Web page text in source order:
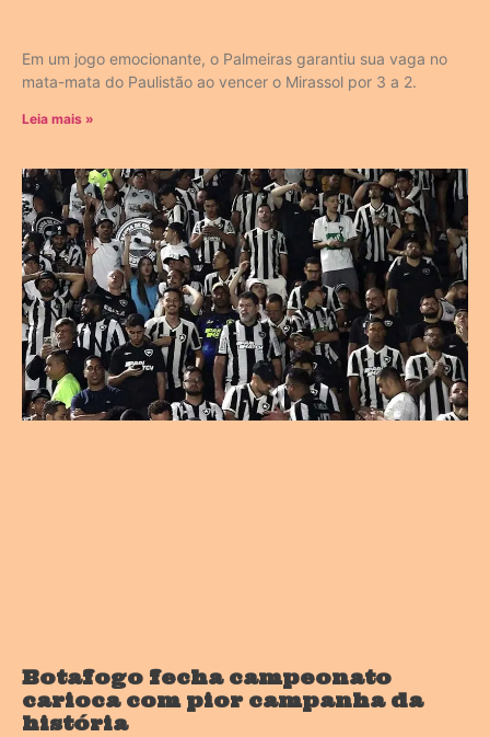
Em um jogo emocionante, o Palmeiras garantiu sua vaga no
mata-mata do Paulistão ao vencer o Mirassol por 3 a 2.
Leia mais »
Botafogo fecha campeonato
carioca com pior campanha da
história